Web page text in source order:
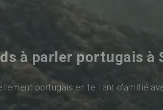
à parler portugais à
portugais en te liant d'amitié